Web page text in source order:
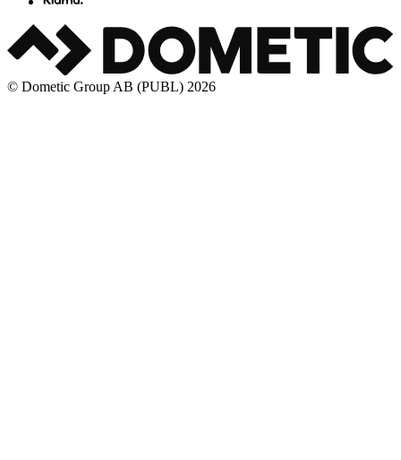
© Dometic Group AB (PUBL) 2026